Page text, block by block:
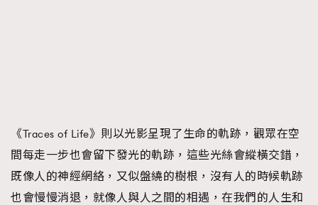
《Traces of Life》則以光影呈現了生命的軌跡，觀眾在空
間每走一步也會留下發光的軌跡，這些光絲會縱橫交錯，
既像人的神經網絡，又似盤繞的樹根，沒有人的時候軌跡
也會慢慢消退，就像人與人之間的相遇，在我們的人生和